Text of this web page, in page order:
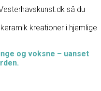
så du
kreationer i hjemlige
og voksne – uanset